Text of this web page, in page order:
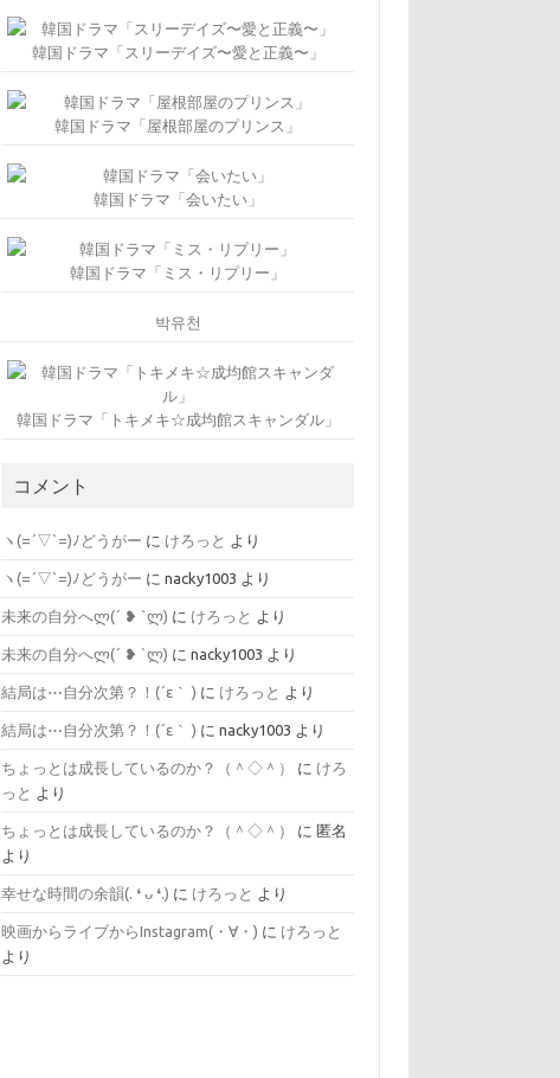
韓国ドラマ「スリーデイズ〜愛と正義〜」
韓国ドラマ「屋根部屋のプリンス」
韓国ドラマ「会いたい」
韓国ドラマ「ミス・リプリー」
박유천
韓国ドラマ「トキメキ☆成均館スキャンダル」
コメント
ヽ(=´▽`=)ﾉどうがー に けろっと より
ヽ(=´▽`=)ﾉどうがー にnacky1003 より
未来の自分へლ⁠(⁠´⁠ ⁠❥⁠ ⁠`⁠ლ⁠) に けろっと より
未来の自分へლ⁠(⁠´⁠ ⁠❥⁠ ⁠`⁠ლ⁠) にnacky1003 より
結局は⋯自分次第？！(´ε｀ ) に けろっと より
結局は⋯自分次第？！(´ε｀ ) にnacky1003 より
ちょっとは成長しているのか？（＾◇＾） に けろ
っと より
ちょっとは成長しているのか？（＾◇＾） に 匿名
より
幸せな時間の余韻(⁠.⁠ ⁠❛⁠ ⁠ᴗ⁠ ⁠❛⁠.⁠) に けろっと より
映画からライブからInstagram(⁠・⁠∀⁠・⁠) に けろっと
より